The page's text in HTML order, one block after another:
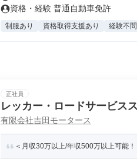
資格・経験 普通自動車免許
制服あり 資格取得支援あり 経験不問
正社員
レッカー・ロードサービス
有限会社吉田モータース
＜月収30万以上/年収500万以上可能